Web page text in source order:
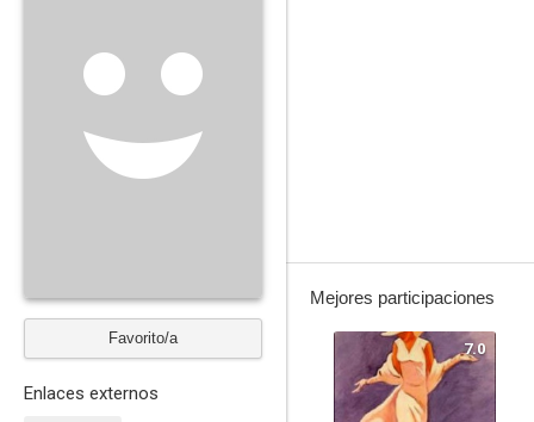
Favorito/a
Enlaces externos
Mejores participaciones
7.0